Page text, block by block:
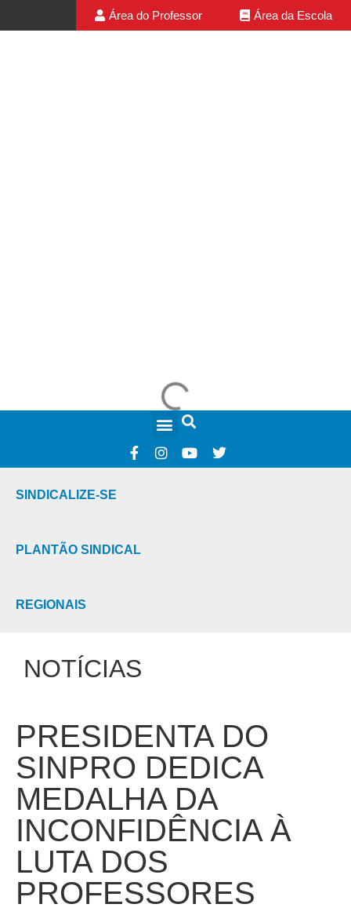
Área do Professor Área da Escola
SINDICALIZE-SE
PLANTÃO SINDICAL
REGIONAIS
NOTÍCIAS
PRESIDENTA DO
SINPRO DEDICA
MEDALHA DA
INCONFIDÊNCIA À
LUTA DOS
PROFESSORES